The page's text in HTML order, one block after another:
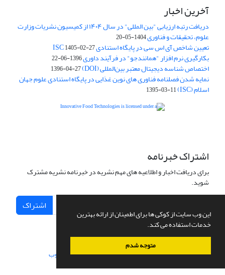
این وب سایت از کوکی ها برای اطمینان از ارائه بهترین
خدمات استفاده می کند.
متوجه شدم
آخرین اخبار
دریافت رتبه ارزیابی "بین المللی" در سال ۱۴۰۴ از کمیسیون نشریات وزارت
علوم، تحقیقات و فناوری1404-05-20
تعیین شاخص آی اس سی در پایگاه استنادی ISC1405-02-27
بکارگیری نرم افزار "همانندجو" در فرآیند داوری1396-06-22
اختصاص شناسه دیجیتال معتبر بین‌المللی (DOI) 1396-04-27
نمایه شدن فصلنامه فناوری های نوین غذایی در پایگاه استنادی علوم جهان
اسلام (ISC) 1395-03-11
اشتراک خبرنامه
برای دریافت اخبار و اطلاعیه های مهم نشریه در خبرنامه نشریه مشترک
شوید.
اشتراک
سامانه مدیریت نشریات علمی.طراحی و پیاده سازی از سیناوب